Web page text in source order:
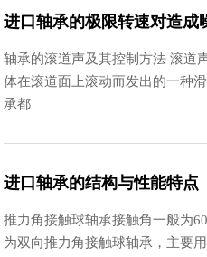
进口轴承的极限转速对造成
轴承的滚道声及其控制方法 滚道
体在滚道面上滚动而发出的一种
承都
进口轴承的结构与性能特点
推力角接触球轴承接触角一般为
为双向推力角接触球轴承，主要